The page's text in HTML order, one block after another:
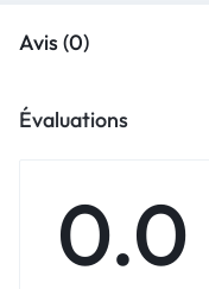
Avis (0)
Évaluations
0.0